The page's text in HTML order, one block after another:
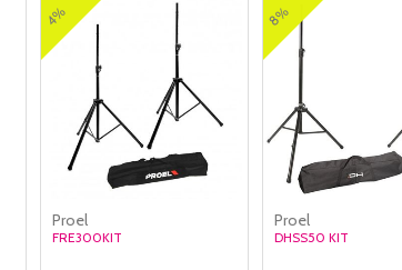
4%
Proel
FRE300KIT
8%
Proel
DHSS50 KIT